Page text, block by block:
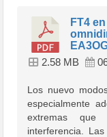
FT4
2.58 MB
Los nuevo
especialmente
extremas que
interferencia.